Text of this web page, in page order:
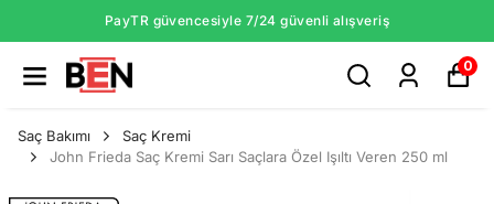
PayTR güvencesiyle 7/24 güvenli alışveriş
0
Saç Bakımı
Saç Kremi
John Frieda Saç Kremi Sarı Saçlara Özel Işıltı Veren 250 ml